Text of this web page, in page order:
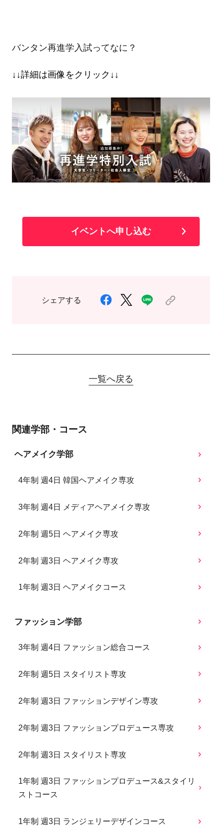
バンタン再進学入試ってなに？
↓↓詳細は画像をクリック↓↓
イベントへ申し込む
シェアする
一覧へ戻る
関連学部・コース
ヘアメイク学部
4年制 週4日 韓国ヘアメイク専攻
3年制 週4日 メディアヘアメイク専攻
2年制 週5日 ヘアメイク専攻
2年制 週3日 ヘアメイク専攻
1年制 週3日 ヘアメイクコース
ファッション学部
3年制 週4日 ファッション総合コース
2年制 週5日 スタイリスト専攻
2年制 週3日 ファッションデザイン専攻
2年制 週3日 ファッションプロデュース専攻
2年制 週3日 スタイリスト専攻
1年制 週3日 ファッションプロデュース&スタイリ
ストコース
1年制 週3日 ランジェリーデザインコース